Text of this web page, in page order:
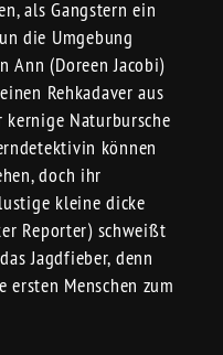
als Gangstern ein
die Umgebung
Ann (Doreen Jacobi)
Rehkadaver aus
Naturbursche
können
doch ihr
kleine dicke
Reporter) schweißt
Jagdfieber, denn
Menschen zum